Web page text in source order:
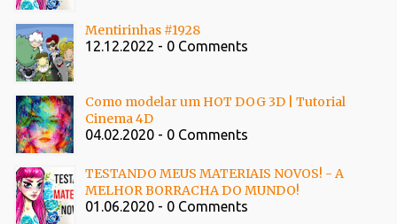
Mentirinhas #1928
12.12.2022 - 0 Comments
Como modelar um HOT DOG 3D | Tutorial
Cinema 4D
04.02.2020 - 0 Comments
TESTANDO MEUS MATERIAIS NOVOS! - A
MELHOR BORRACHA DO MUNDO!
01.06.2020 - 0 Comments